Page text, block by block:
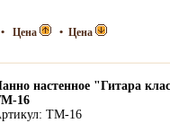
• Цена • Цена
настенное "Гитара
16
TM-16